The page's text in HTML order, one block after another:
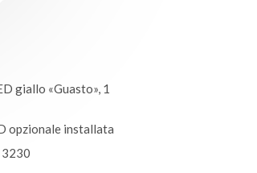
giallo «Guasto», 1
opzionale installata
3230